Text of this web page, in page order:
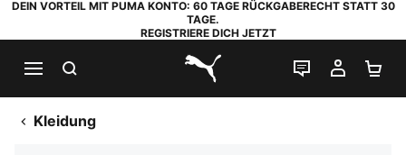
DEIN VORTEIL MIT PUMA KONTO: 60 TAGE RÜCKGABERECHT STATT 30
TAGE.
REGISTRIERE DICH JETZT
PUMA.com
LIVE-CHAT
MEIN
Kleidung